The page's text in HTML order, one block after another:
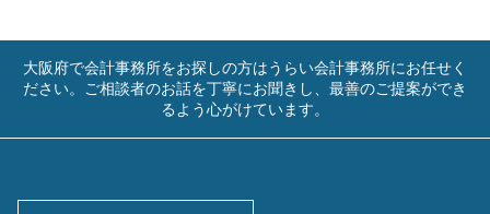
大阪府で会計事務所をお探しの方はうらい会計事務所にお任せく
ださい。ご相談者のお話を丁寧にお聞きし、最善のご提案ができ
るよう心がけています。